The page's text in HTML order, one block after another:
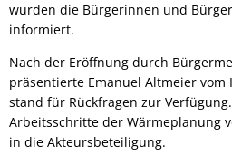
wurden die Bürgerinnen und
informiert.
Nach der Eröffnung durch
präsentierte Emanuel Altmeier vom
stand für Rückfragen zur
Arbeitsschritte der Wärmeplanung
in die Akteursbeteiligung.